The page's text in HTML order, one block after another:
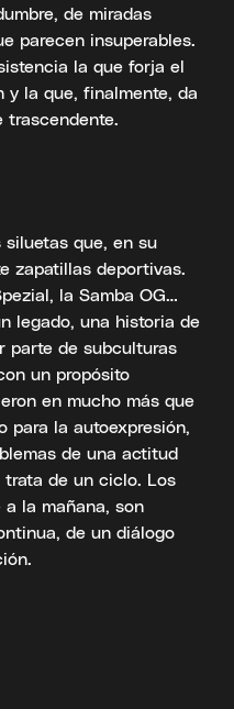
de miradas
parecen insuperables.
la que forja el
y la que, finalmente, da
trascendente.
siluetas que, en su
zapatillas deportivas.
la Samba OG…
legado, una historia de
parte de subculturas
un propósito
en mucho más que
para la autoexpresión,
de una actitud
de un ciclo. Los
la mañana, son
de un diálogo